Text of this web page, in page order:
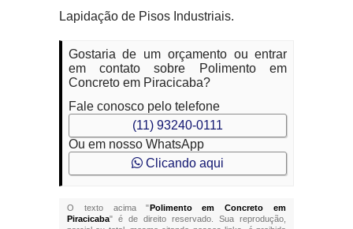
Lapidação de Pisos Industriais.
Gostaria de um orçamento ou entrar
em contato sobre Polimento em
Concreto em Piracicaba?
Fale conosco pelo telefone
(11) 93240-0111
Ou em nosso WhatsApp
Clicando aqui
O texto acima "Polimento em Concreto em
Piracicaba" é de direito reservado. Sua reprodução,